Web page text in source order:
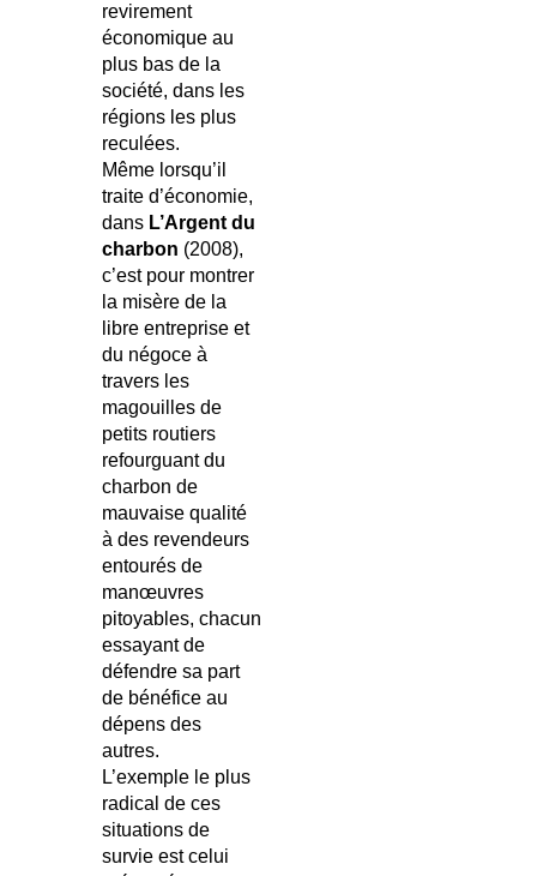
revirement
économique au
plus bas de la
société, dans les
régions les plus
reculées.
Même lorsqu’il
traite d’économie,
dans L’Argent du
charbon (2008),
c’est pour montrer
la misère de la
libre entreprise et
du négoce à
travers les
magouilles de
petits routiers
refourguant du
charbon de
mauvaise qualité
à des revendeurs
entourés de
manœuvres
pitoyables, chacun
essayant de
défendre sa part
de bénéfice au
dépens des
autres.
L’exemple le plus
radical de ces
situations de
survie est celui